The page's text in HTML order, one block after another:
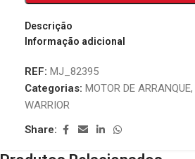
Descrição
Informação adicional
REF: MJ_82395
Categorias: MOTOR DE ARRANQUE,
WARRIOR
Share: